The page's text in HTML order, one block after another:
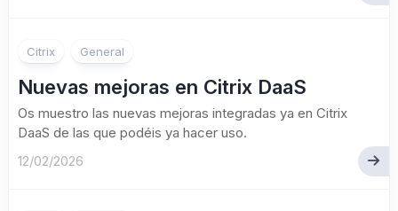
Citrix General
Nuevas mejoras en Citrix DaaS
Os muestro las nuevas mejoras integradas ya en Citrix
DaaS de las que podéis ya hacer uso.
12/02/2026